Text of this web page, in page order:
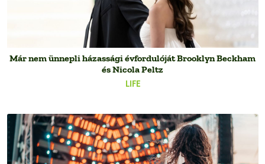
LIFE
Már nem ünnepli házassági évfordulóját Brooklyn Beckham
és Nicola Peltz